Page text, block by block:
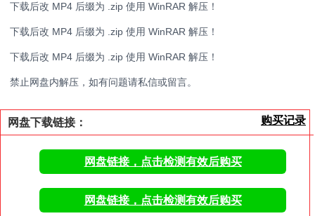
下载后改 MP4 后缀为 .zip 使用 WinRAR 解压！
下载后改 MP4 后缀为 .zip 使用 WinRAR 解压！
下载后改 MP4 后缀为 .zip 使用 WinRAR 解压！
禁止网盘内解压，如有问题请私信或留言。
购买记录
网盘下载链接：
网盘链接，点击检测有效后购买
网盘链接，点击检测有效后购买